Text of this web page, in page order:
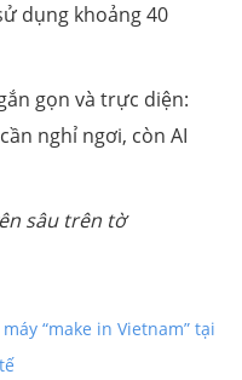
dụng khoảng 40
gọn và trực diện:
nghỉ ngơi, còn AI
sâu trên tờ
“make in Vietnam” tại